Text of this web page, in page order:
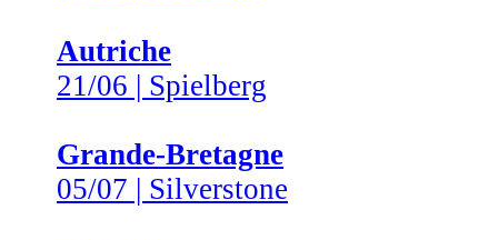
Autriche
21/06 | Spielberg
Grande-Bretagne
05/07 | Silverstone